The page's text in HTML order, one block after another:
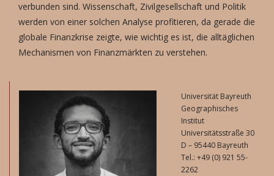
verbunden sind. Wissenschaft, Zivilgesellschaft und Politik
werden von einer solchen Analyse profitieren, da gerade die
globale Finanzkrise zeigte, wie wichtig es ist, die alltäglichen
Mechanismen von Finanzmärkten zu verstehen.
Universität Bayreuth
Geographisches
Institut
Universitätsstraße 30
D – 95440 Bayreuth
Tel.: +49 (0) 921 55-
2262